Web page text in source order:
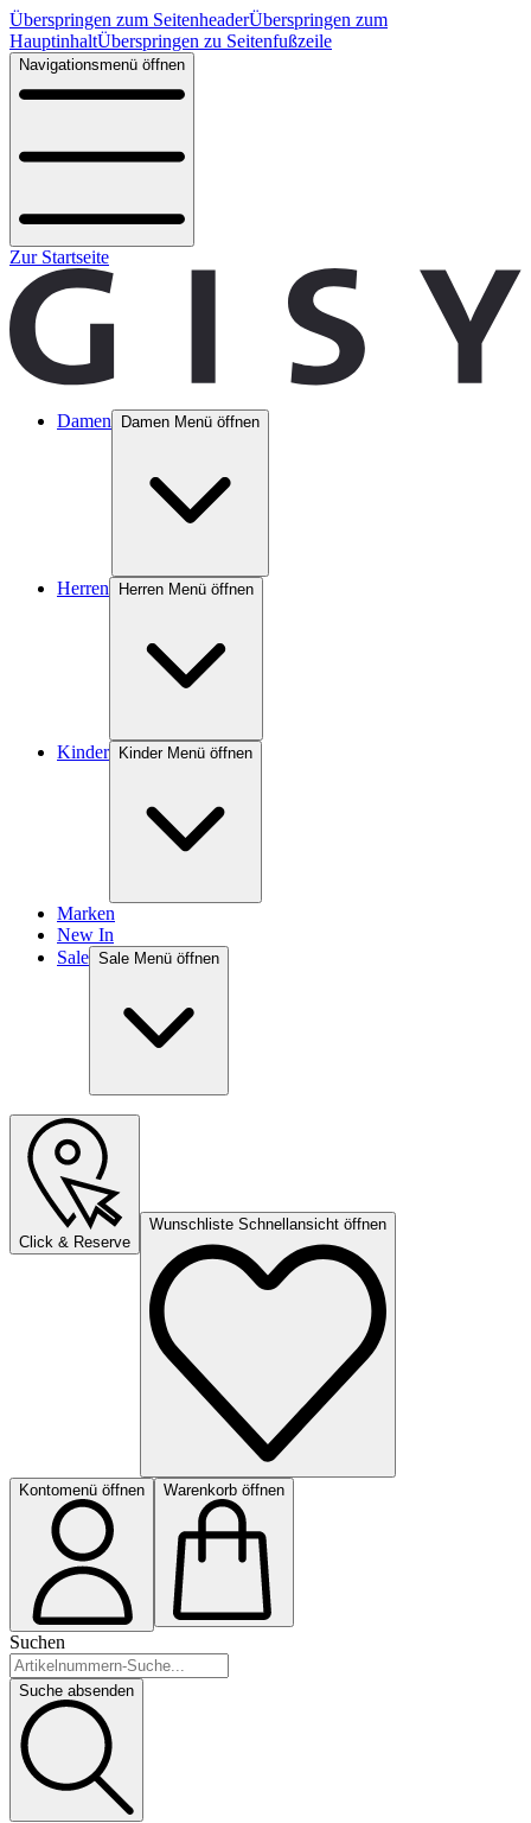
Überspringen zum SeitenheaderÜberspringen zum
HauptinhaltÜberspringen zu Seitenfußzeile
Navigationsmenü öffnen
Zur Startseite
Damen Damen Menü öffnen
Herren Herren Menü öffnen
Kinder Kinder Menü öffnen
Marken
New In
Sale Sale Menü öffnen
Click & Reserve
Wunschliste Schnellansicht öffnen
Kontomenü öffnen Warenkorb öffnen
Suchen
Suche absenden